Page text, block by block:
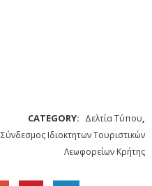
CATEGORY: Δελτία Τύπου,
Σύνδεσμος Ιδιοκτητων Τουριστικών
Λεωφορείων Κρήτης